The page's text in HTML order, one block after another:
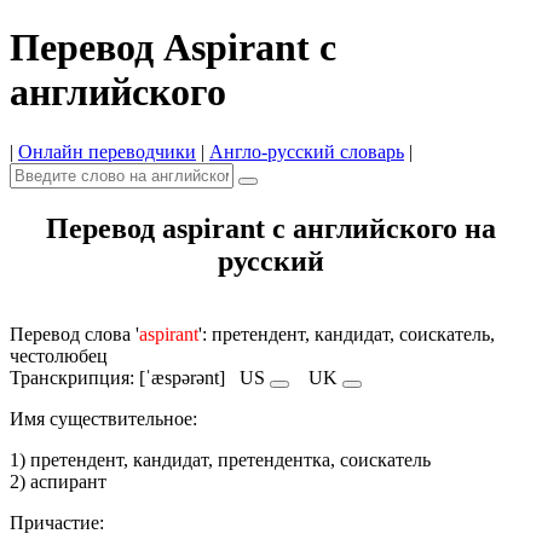
Перевод Aspirant с
английского
| Онлайн переводчики | Англо-русский словарь |
Перевод aspirant с английского на
русский
Перевод слова 'aspirant': претендент, кандидат, соискатель,
честолюбец
Транскрипция: [ˈæspərənt] US
UK
Имя cуществительное:
1) претендент, кандидат, претендентка, соискатель
2) аспирант
Причастие: